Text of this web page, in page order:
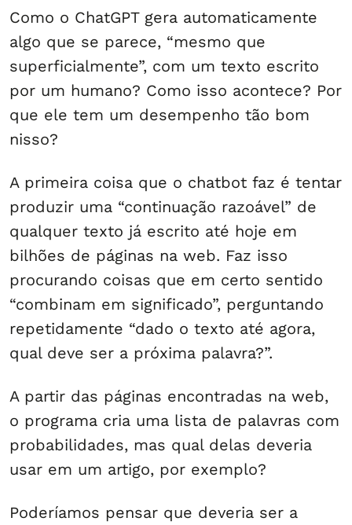
Como o ChatGPT gera automaticamente
algo que se parece, “mesmo que
superficialmente”, com um texto escrito
por um humano? Como isso acontece? Por
que ele tem um desempenho tão bom
nisso?
A primeira coisa que o chatbot faz é tentar
produzir uma “continuação razoável” de
qualquer texto já escrito até hoje em
bilhões de páginas na web. Faz isso
procurando coisas que em certo sentido
“combinam em significado”, perguntando
repetidamente “dado o texto até agora,
qual deve ser a próxima palavra?”.
A partir das páginas encontradas na web,
o programa cria uma lista de palavras com
probabilidades, mas qual delas deveria
usar em um artigo, por exemplo?
Poderíamos pensar que deveria ser a